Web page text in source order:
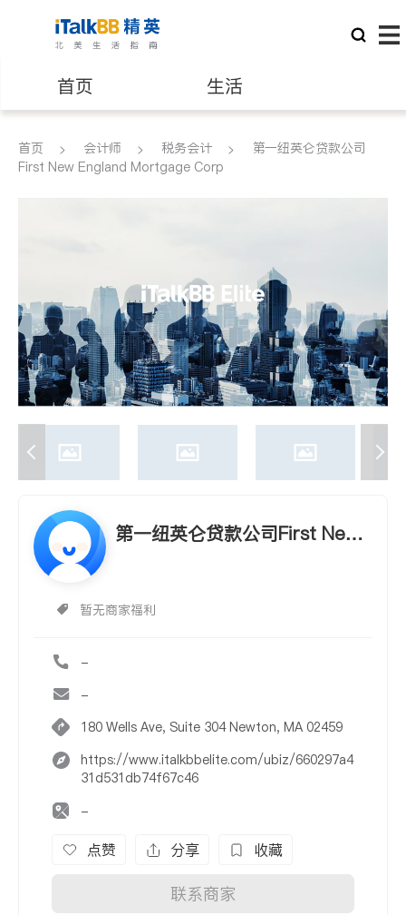
首页 生活
医生 律师
养老 非盈利组织
首页 会计师 税务会计
第一纽英仑贷款公司
First New England Mortgage Corp
第一纽英仑贷款公司First New
暂无商家福利
-
-
180 Wells Ave, Suite 304 Newton, MA 02459
https://www.italkbbelite.com/ubiz/660297a4
31d531db74f67c46
-
点赞 分享 收藏
联系商家